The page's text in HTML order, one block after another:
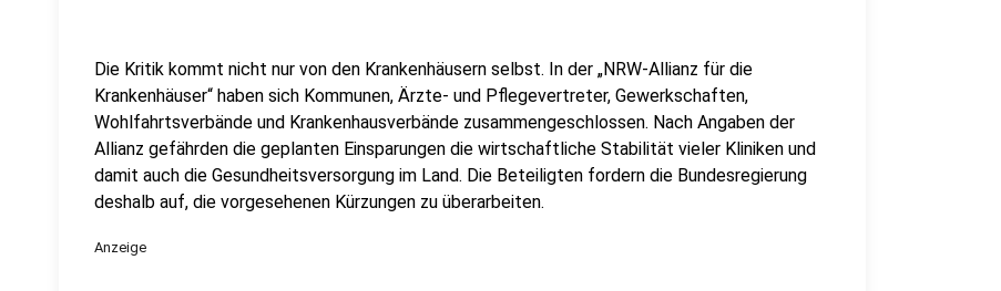
Die Kritik kommt nicht nur von den Krankenhäusern selbst. In der „NRW-Allianz für die
Krankenhäuser“ haben sich Kommunen, Ärzte- und Pflegevertreter, Gewerkschaften,
Wohlfahrtsverbände und Krankenhausverbände zusammengeschlossen. Nach Angaben der
Allianz gefährden die geplanten Einsparungen die wirtschaftliche Stabilität vieler Kliniken und
damit auch die Gesundheitsversorgung im Land. Die Beteiligten fordern die Bundesregierung
deshalb auf, die vorgesehenen Kürzungen zu überarbeiten.
Anzeige